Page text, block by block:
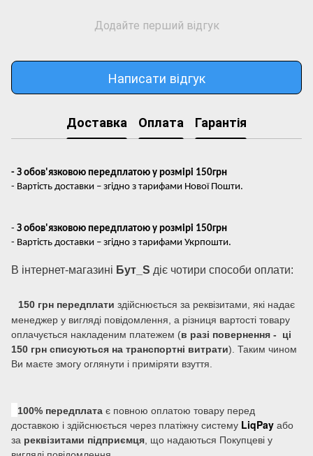
Додайте перший відгук
Написати відгук
Доставка Оплата Гарантія
- З обов'язковою передплатою у розмірі 150грн
- Вартість доставки – згідно з тарифами Нової Пошти.
- З обов'язковою передплатою у розмірі 150грн
- Вартість доставки – згідно з тарифами Укрпошти.
В інтернет-магазині Бут_S діє чотири способи оплати:
150 грн передплати здійснюється за реквізитами, які надає
менеджер у вигляді повідомлення, а різниця вартості товару
оплачується накладеним платежем (в разі повернення - ці
150 грн списуються на транспортні витрати). Таким чином
Ви маєте змогу оглянути і приміряти взуття.
100% передплата є повною оплатою товару перед
доставкою і здійснюється через платіжну систему LiqPay або
за реквізитами підприємця , що надаються Покупцеві у